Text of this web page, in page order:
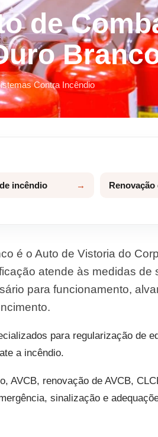
de
Contra Incêndio
incêndio Renovação
é o Auto de Vistoria do
atende às medidas de
para funcionamento,
para regularização de
a incêndio.
AVCB, renovação de AVCB,
sinalização e